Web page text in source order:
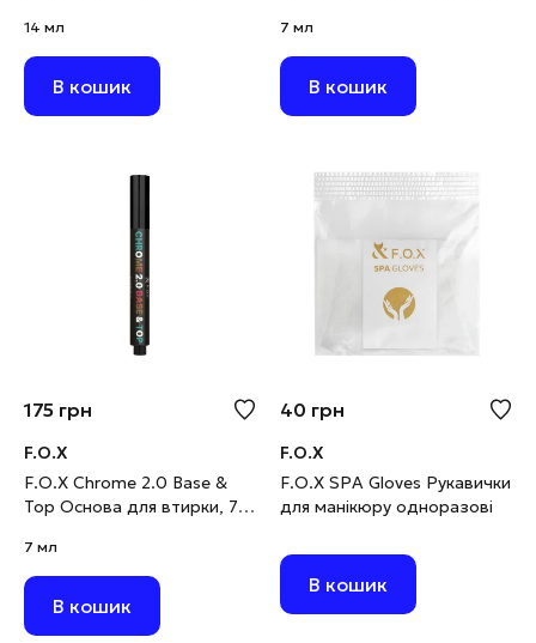
14 мл
В кошик
7 мл
В кошик
175 грн
F.O.X
F.O.X Chrome 2.0 Base &
Top Основа для втирки, 7
7 мл
В кошик
40 грн
F.O.X
F.O.X SPA Gloves Рукавички
для манікюру одноразові
В кошик